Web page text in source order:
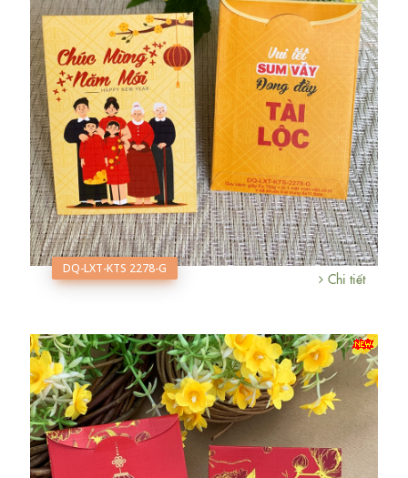
DQ-LXT-KTS 2278-G
Chi tiết